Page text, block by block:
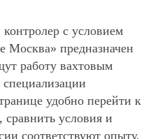
с условием
Москва» предназначен
работу вахтовым
удобно перейти к
условия и
соответствуют опыту,